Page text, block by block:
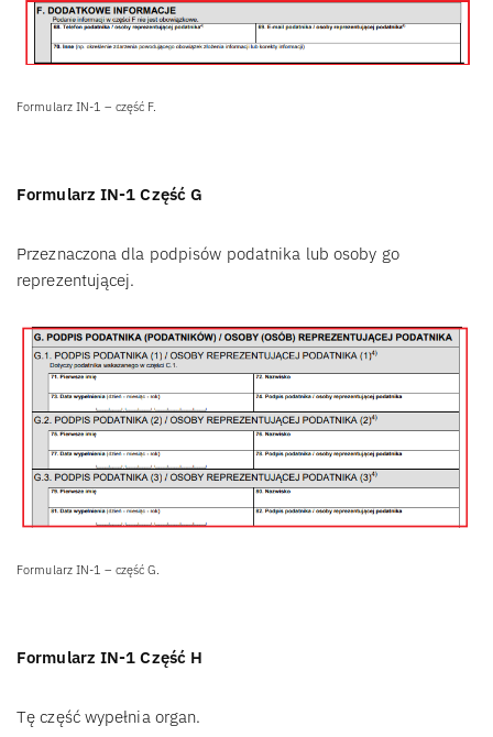
Formularz IN-1 – część F.
Formularz IN-1 Część G
Przeznaczona dla podpisów podatnika lub osoby go
reprezentującej.
Formularz IN-1 – część G.
Formularz IN-1 Część H
Tę część wypełnia organ.